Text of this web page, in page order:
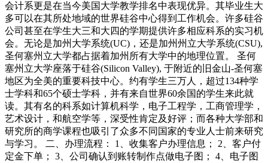
会计系更是在当今美国大学教学排名中表现优异。其毕业生大
多可以在其所处地域的世界硅谷中心得到工作机会。许多硅谷
公司甚至在学生大三和大四的学期提供许多相应科系的实习机
会。无论是加州大学系统(UC)，还是加州州立大学系统(CSU),
圣何塞州立大学都占据着加州所有大学中的地理位置。 圣何
塞州立大学座落于硅谷(Silicon Valley), 于附近的旧金山-圣何塞
地区为全美的重要科技中心。约有学生三万人，超过134种学
士学科和65个硕士学科，并有来自世界60余国的学生来此就
读。其有名的科系如计算机科学，电子工程学，工商管理学，
艺术设计，和航空学等，深受性肯定及好评；而各种大学部和
研究所的商学课程也吸引了众多不同国家的专业人士前来研究
与学习。 二、办理流程： 1、收集客户办理信息； 2、客户付
定金下单； 3、公司确认到账转制作点做电子图； 4、电子图